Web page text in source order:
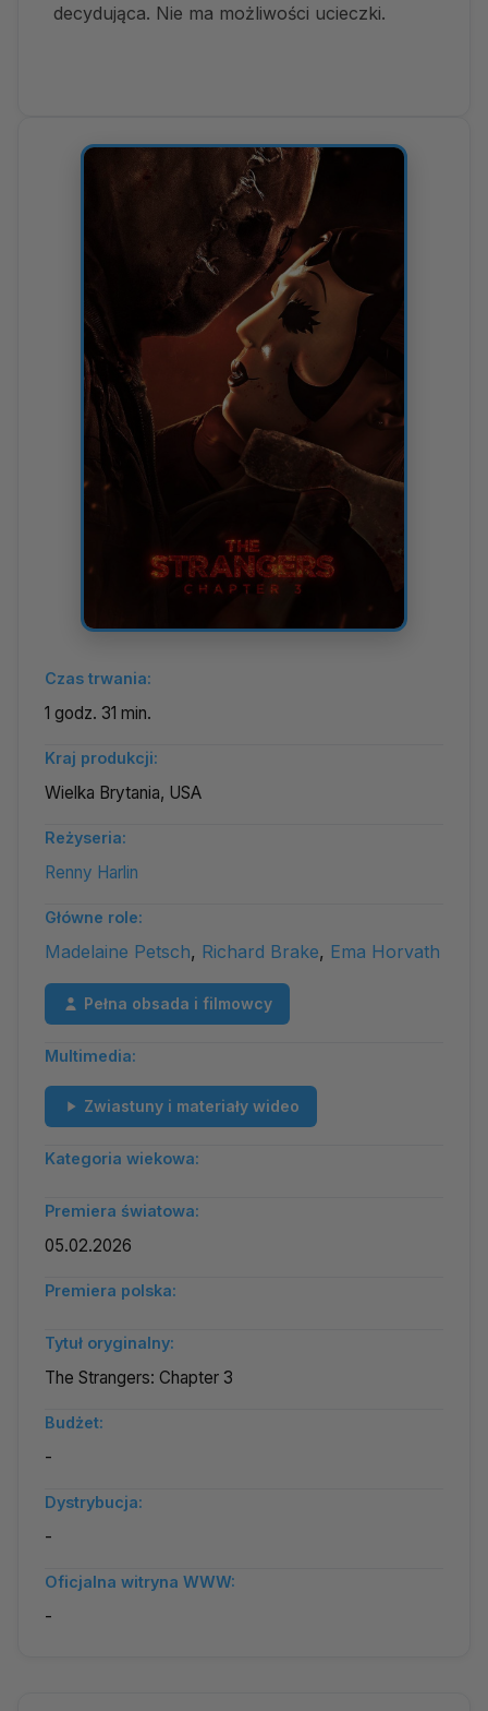
decydująca. Nie ma możliwości ucieczki.
Czas trwania:
1 godz. 31 min.
Kraj produkcji:
Wielka Brytania, USA
Reżyseria:
Renny Harlin
Główne role:
Madelaine Petsch, Richard Brake, Ema Horvath
Pełna obsada i filmowcy
Multimedia:
Zwiastuny i materiały wideo
Kategoria wiekowa:
Premiera światowa:
05.02.2026
Premiera polska:
Tytuł oryginalny:
The Strangers: Chapter 3
Budżet:
-
Dystrybucja:
-
Oficjalna witryna WWW:
-